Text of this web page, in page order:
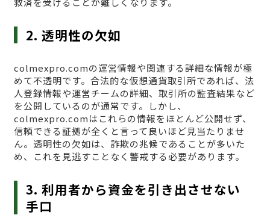
2. 透明性の欠如
colmexpro.comの運営情報や関連する詳細な情報が極
めて不透明です。合法的な仮想通貨取引所であれば、法
人登録情報や運営チームの詳細、取引所の監査結果など
を公開しているのが通常です。しかし、
colmexpro.comはこれらの情報をほとんど公開せず、
信頼できる証拠が全くと言って良いほど見当たりませ
ん。透明性の欠如は、詐欺の兆候であることが多いた
め、これを見逃すことなく警戒する必要があります。
3. 利用者から資金を引き出させない
手口